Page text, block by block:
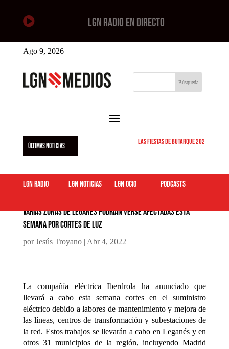
 LGN RADIO EN DIRECTO
Ago 9, 2026
ÚLTIMAS NOTICIAS Las Fiestas de Butarque 2026
LGN Radio LGN Noticias LGN ocio podcasts
Varias zonas de Leganés podrían verse afectadas esta
semana por cortes de luz
porJesús Troyano| Abr 4, 2022
La compañía eléctrica Iberdrola ha anunciado que
llevará a cabo esta semana cortes en el suministro
eléctrico debido a labores de mantenimiento y mejora de
las líneas, centros de transformación y subestaciones de
la red. Estos trabajos se llevarán a cabo en Leganés y en
otros 31 municipios de la región, incluyendo Madrid